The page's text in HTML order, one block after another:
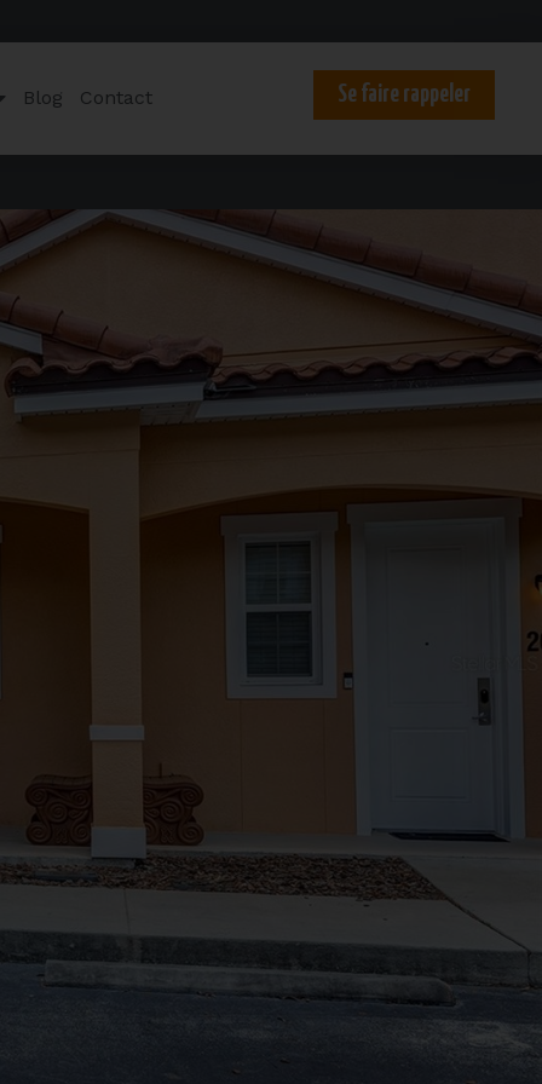
Blog Contact Se faire rappeler